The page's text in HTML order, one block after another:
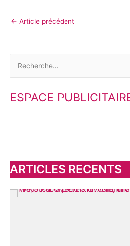
← Article précédent
c
h
e
r
ESPACE
ARTICLES RECENTS